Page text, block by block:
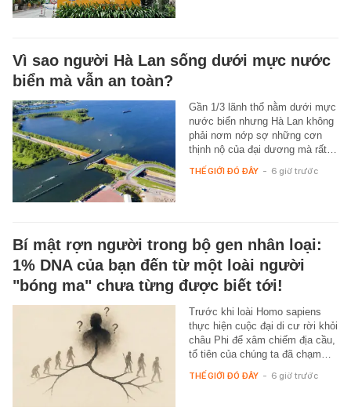
Vì sao người Hà Lan sống dưới mực nước
biển mà vẫn an toàn?
Gần 1/3 lãnh thổ nằm dưới mực
nước biển nhưng Hà Lan không
phải nơm nớp sợ những cơn
thịnh nộ của đại dương mà rất…
THẾ GIỚI ĐÓ ĐÂY - 6 giờ trước
Bí mật rợn người trong bộ gen nhân loại:
1% DNA của bạn đến từ một loài người
"bóng ma" chưa từng được biết tới!
Trước khi loài Homo sapiens
thực hiện cuộc đại di cư rời khỏi
châu Phi để xâm chiếm địa cầu,
tổ tiên của chúng ta đã chạm…
THẾ GIỚI ĐÓ ĐÂY - 6 giờ trước